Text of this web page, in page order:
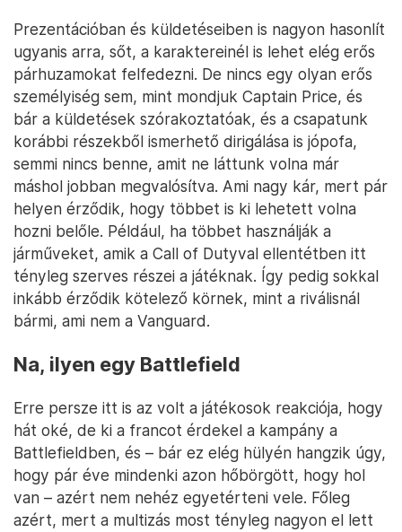
Prezentációban és küldetéseiben is nagyon hasonlít
ugyanis arra, sőt, a karaktereinél is lehet elég erős
párhuzamokat felfedezni. De nincs egy olyan erős
személyiség sem, mint mondjuk Captain Price, és
bár a küldetések szórakoztatóak, és a csapatunk
korábbi részekből ismerhető dirigálása is jópofa,
semmi nincs benne, amit ne láttunk volna már
máshol jobban megvalósítva. Ami nagy kár, mert pár
helyen érződik, hogy többet is ki lehetett volna
hozni belőle. Például, ha többet használják a
járműveket, amik a Call of Dutyval ellentétben itt
tényleg szerves részei a játéknak. Így pedig sokkal
inkább érződik kötelező körnek, mint a riválisnál
bármi, ami nem a Vanguard.
Na, ilyen egy Battlefield
Erre persze itt is az volt a játékosok reakciója, hogy
hát oké, de ki a francot érdekel a kampány a
Battlefieldben, és – bár ez elég hülyén hangzik úgy,
hogy pár éve mindenki azon hőbörgött, hogy hol
van – azért nem nehéz egyetérteni vele. Főleg
azért, mert a multizás most tényleg nagyon el lett